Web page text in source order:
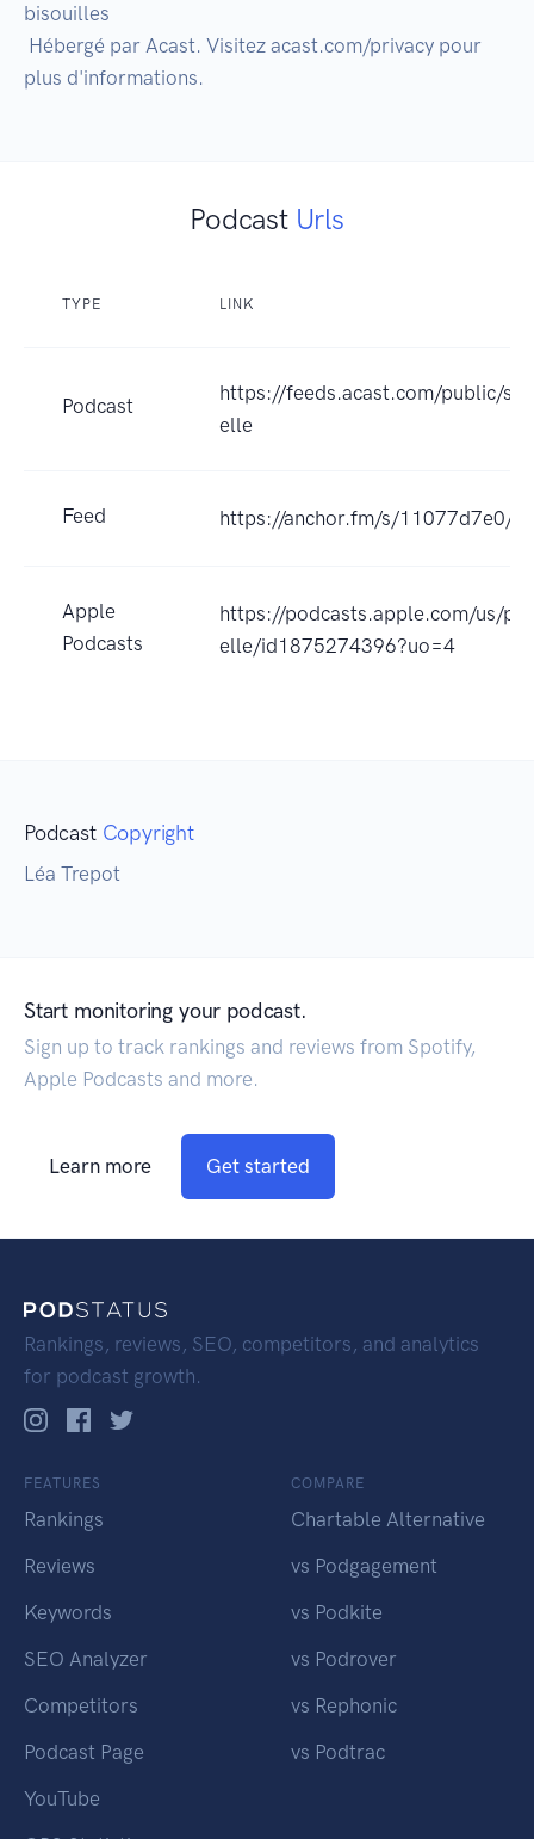
bisouilles
Podcast Urls
TYPE LINK
Podcast
https://feeds.acast.com/public/
elle
Feed https://anchor.fm/s/11077d7e0/
Apple
Podcasts
https://podcasts.apple.com/us/
elle/id1875274396?uo=4
Podcast Copyright
Léa Trepot
Start monitoring your podcast.
Sign up to track rankings and reviews from Spotify,
Apple Podcasts and more.
Learn more Get started
Rankings, reviews, SEO, competitors, and analytics
for podcast growth.
FEATURES
Rankings
Reviews
Keywords
SEO Analyzer
Competitors
Podcast Page
YouTube
COMPARE
Chartable Alternative
vs Podgagement
vs Podkite
vs Podrover
vs Rephonic
vs Podtrac